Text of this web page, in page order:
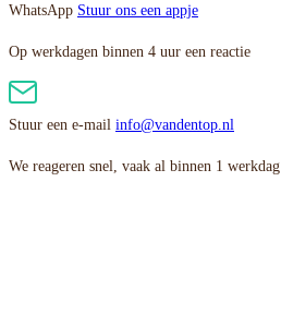
WhatsApp Stuur ons een appje
Op werkdagen binnen 4 uur een reactie
Stuur een e-mail info@vandentop.nl
We reageren snel, vaak al binnen 1 werkdag